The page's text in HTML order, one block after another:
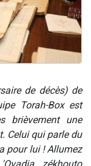
de décès) de
Torah-Box est
brièvement une
Celui qui parle du
pour lui ! Allumez